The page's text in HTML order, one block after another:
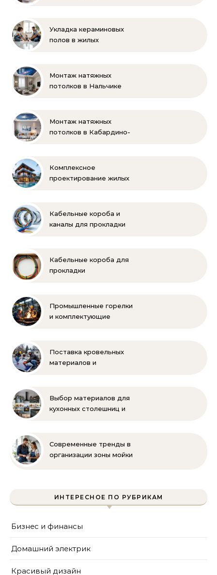
Укладка кераминовых
полов в жилых
Монтаж натяжных
потолков в Нальчике
Монтаж натяжных
потолков в Кабардино-
Комплексное
проектирование жилых
Кабельные короба и
каналы для прокладки
Кабельные короба для
прокладки
Промышленные горелки
и комплектующие
Поставка кровельных
материалов и
Выбор материалов для
кухонных столешниц и
Современные тренды в
организации зоны мойки
ИНТЕРЕСНОЕ ПО РУБРИКАМ
Бизнес и финансы
Домашний электрик
Красивый дизайн